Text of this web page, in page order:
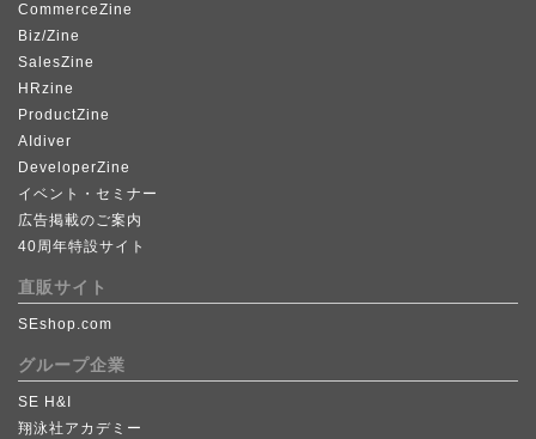
CommerceZine
Biz/Zine
SalesZine
HRzine
ProductZine
AIdiver
DeveloperZine
イベント・セミナー
広告掲載のご案内
40周年特設サイト
直販サイト
SEshop.com
グループ企業
SE H&I
翔泳社アカデミー